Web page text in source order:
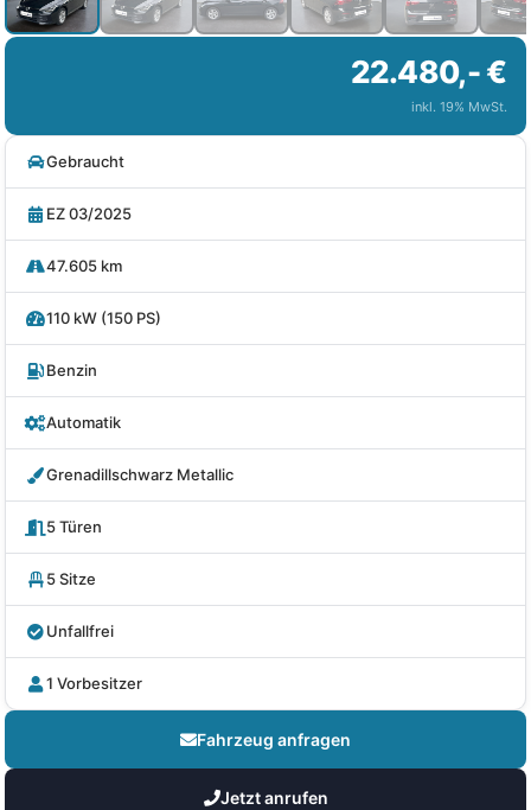
22.480,- €
inkl. 19% MwSt.
Gebraucht
EZ 03/2025
47.605 km
110 kW (150 PS)
Benzin
Automatik
Grenadillschwarz Metallic
5 Türen
5 Sitze
Unfallfrei
1 Vorbesitzer
Fahrzeug anfragen
Jetzt anrufen